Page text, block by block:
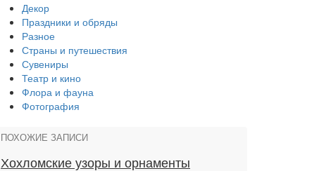
Декор
Праздники и обряды
Разное
Страны и путешествия
Сувениры
Театр и кино
Флора и фауна
Фотография
ПОХОЖИЕ ЗАПИСИ
Хохломские узоры и орнаменты